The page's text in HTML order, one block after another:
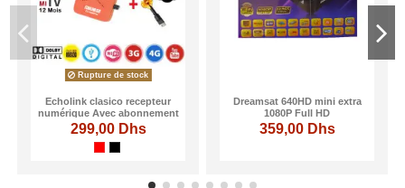
Rupture de stock
Echolink clasico recepteur
numérique Avec abonnement
IPTV 12 mois & Clé Wifi - Rouge
299,00 Dhs
Dreamsat 640HD mini extra
1080P Full HD
359,00 Dhs